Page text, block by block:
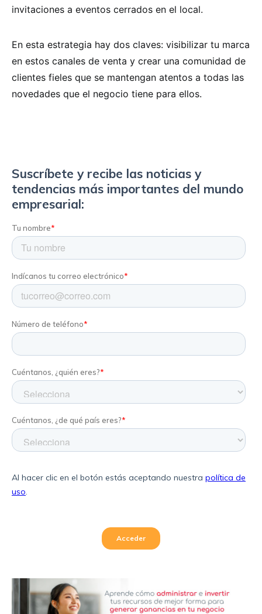
invitaciones a eventos cerrados en el local.
En esta estrategia hay dos claves: visibilizar tu marca
en estos canales de venta y crear una comunidad de
clientes fieles que se mantengan atentos a todas las
novedades que el negocio tiene para ellos.